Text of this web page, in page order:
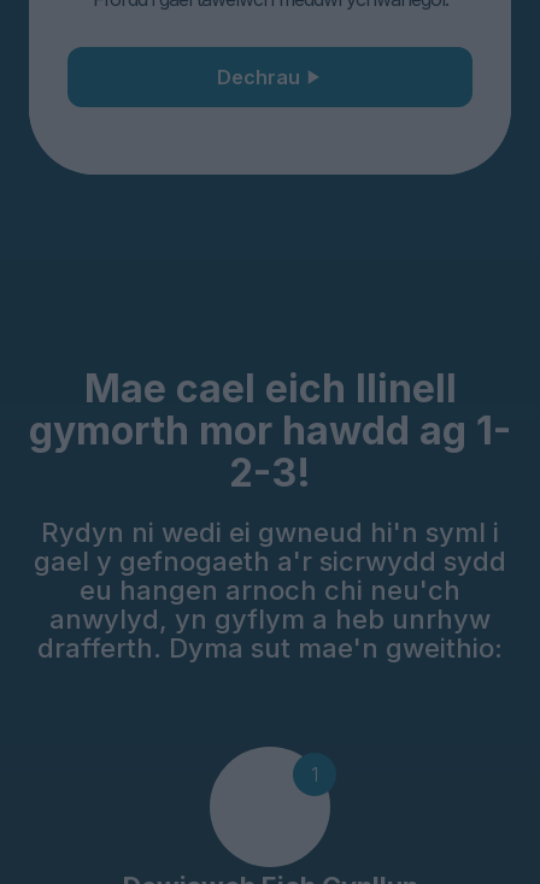
Dechrau
Mae cael eich llinell
gymorth mor hawdd ag 1-
2-3!
Rydyn ni wedi ei gwneud hi'n syml i
gael y gefnogaeth a'r sicrwydd sydd
eu hangen arnoch chi neu'ch
anwylyd, yn gyflym a heb unrhyw
drafferth. Dyma sut mae'n gweithio:
1